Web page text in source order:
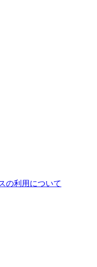
の利用について